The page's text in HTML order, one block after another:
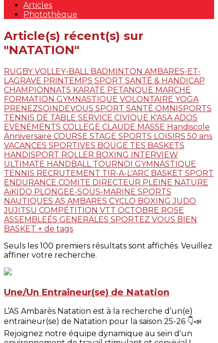
Articles
Photothèque
Article(s) récent(s) sur
"NATATION"
RUGBYVOLLEY-BALL BADMINTON AMBARES-ET-
LAGRAVE PRINTEMPS SPORT SANTÉ & HANDICAP
CHAMPIONNATS KARATE PETANQUE MARCHE
FORMATION GYMNASTIQUE VOLONTAIRE YOGA
PRENEZSOINDEVOUS SPORT SANTÉ OMNISPORTS
TENNIS DE TABLE SERVICE CIVIQUE K'ASA ADOS
EVENEMENTS COLLEGE CLAUDE MASSE Handiscole
Anniversaire COURSE STAGE SPORTS LOISIRS 50 ans
VACANCES SPORTIVES BOUGE TES BASKETS
HANDISPORT ROLLER BOXING INTERVIEW
ULTIMATE HANDBALL TOURNOI GYMNASTIQUE
TENNIS RECRUTEMENT TIR-A-L'ARC BASKET SPORT
ENDURANCE COMITE DIRECTEUR PLEINE NATURE
AïKIDO PLONGEE-SOUS-MARINE SPORTS
NAUTIQUES AS AMBARES CYCLO BOXINGJUDO
JUJITSU COMPÉTITION VTT OCTOBRE ROSE
ASSEMBLEÉS GENERALES SPORTEZ VOUS BIEN
BASKET + de tags
Seuls les 100 premiers résultats sont affichés. Veuillez
affiner votre recherche.
Une/Un Entraîneur(se) de Natation
L’AS Ambarès Natation est à la recherche d’un(e)
entraineur(se) de Natation pour la saison 25-26 👇📣
Rejoignez notre équipe dynamique au sein d'un